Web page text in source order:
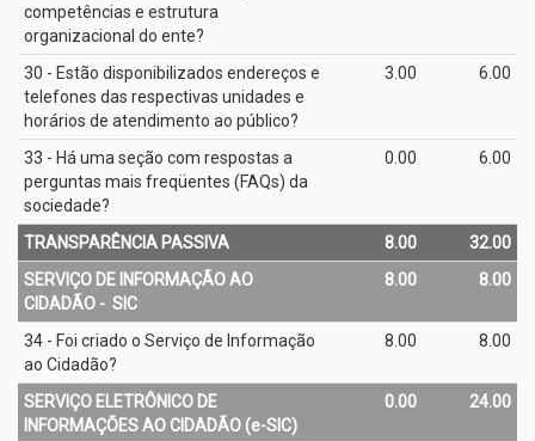
competências e estrutura
organizacional do ente?
30 - Estão disponibilizados endereços e
telefones das respectivas unidades e
horários de atendimento ao público?
3.00 6.00
33 - Há uma seção com respostas a
perguntas mais freqüentes (FAQs) da
sociedade?
0.00 6.00
TRANSPARÊNCIA PASSIVA 8.00
32.00
SERVIÇO DE INFORMAÇÃO AO
CIDADÃO - ­ SIC
8.00 8.00
34 - Foi criado o Serviço de Informação
ao Cidadão?
8.00 8.00
SERVIÇO ELETRÔNICO DE
INFORMAÇÕES AO CIDADÃO (e­-SIC)
0.00 24.00